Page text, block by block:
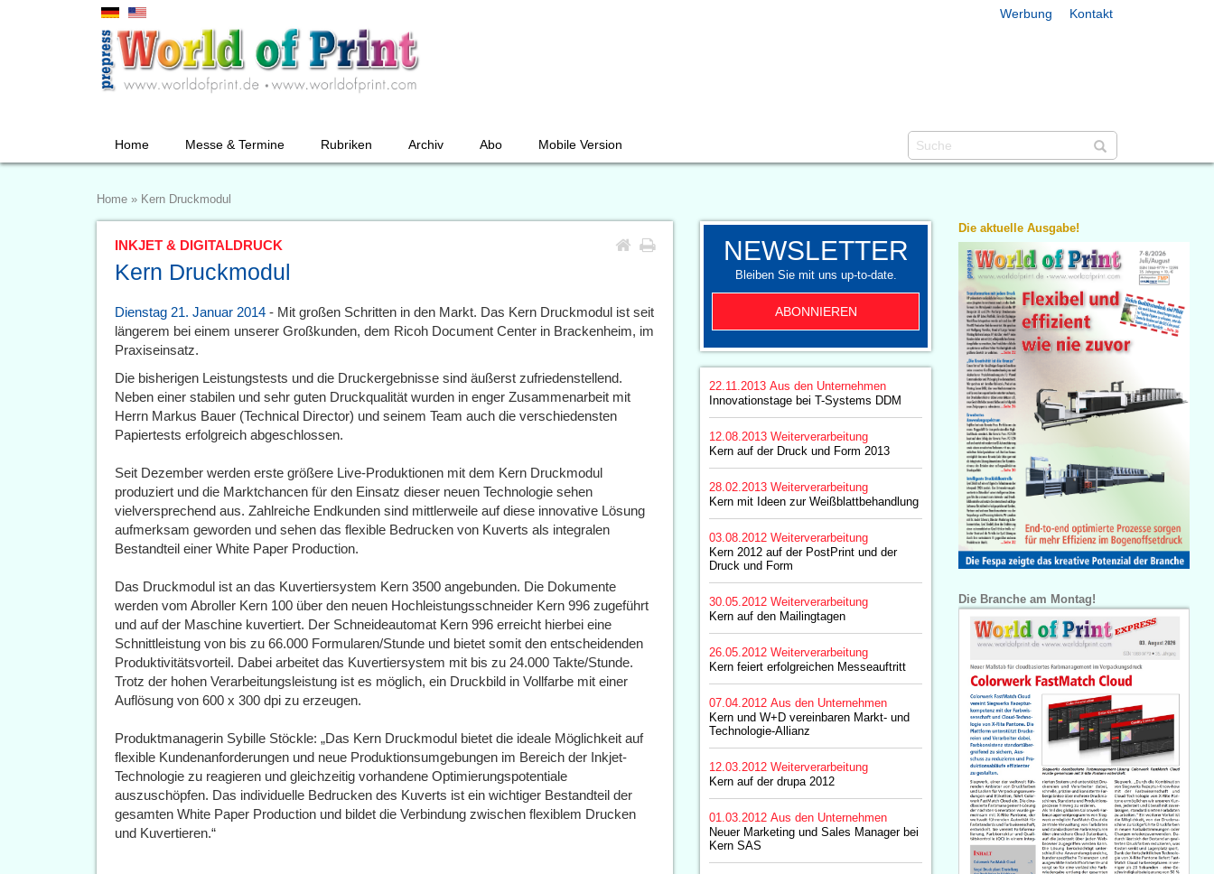
Werbung Kontakt
Home Messe & Termine Rubriken Archiv Abo Mobile Version
Home » Kern Druckmodul
INKJET & DIGITALDRUCK
Kern Druckmodul
Dienstag 21. Januar 2014 - Mit großen Schritten in den Markt. Das Kern Druckmodul ist seit
längerem bei einem unserer Großkunden, dem Ricoh Document Center in Brackenheim, im
Praxiseinsatz.
Die bisherigen Leistungstests und die Druckergebnisse sind äußerst zufriedenstellend.
Neben einer stabilen und sehr guten Druckqualität wurden in enger Zusammenarbeit mit
Herrn Markus Bauer (Technical Director) und seinem Team auch die verschiedensten
Papiertests erfolgreich abgeschlossen.
Seit Dezember werden erste größere Live-Produktionen mit dem Kern Druckmodul
produziert und die Marktchancen für den Einsatz dieser neuen Technologie sehen
vielversprechend aus. Zahlreiche Endkunden sind mittlerweile auf diese innovative Lösung
aufmerksam geworden und sehen das flexible Bedrucken von Kuverts als integralen
Bestandteil einer White Paper Production.
Das Druckmodul ist an das Kuvertiersystem Kern 3500 angebunden. Die Dokumente
werden vom Abroller Kern 100 über den neuen Hochleistungsschneider Kern 996 zugeführt
und auf der Maschine kuvertiert. Der Schneideautomat Kern 996 erreicht hierbei eine
Schnittleistung von bis zu 66.000 Formularen/Stunde und bietet somit den entscheidenden
Produktivitätsvorteil. Dabei arbeitet das Kuvertiersystem mit bis zu 24.000 Takte/Stunde.
Trotz der hohen Verarbeitungsleistung ist es möglich, ein Druckbild in Vollfarbe mit einer
Auflösung von 600 x 300 dpi zu erzeugen.
Produktmanagerin Sybille Stöckle: „Das Kern Druckmodul bietet die ideale Möglichkeit auf
flexible Kundenanforderungen und neue Produktionsumgebungen im Bereich der Inkjet-
Technologie zu reagieren und gleichzeitig vorhandene Optimierungspotentiale
auszuschöpfen. Das individuelle Bedrucken des Kuverts ist ein wichtiger Bestandteil der
gesamten White Paper Production und bildet die Verbindung zwischen flexiblem Drucken
und Kuvertieren.“
NEWSLETTER
Bleiben Sie mit uns up-to-date.
ABONNIEREN
22.11.2013 Aus den Unternehmen
Innovationstage bei T-Systems DDM
12.08.2013 Weiterverarbeitung
Kern auf der Druck und Form 2013
28.02.2013 Weiterverarbeitung
Kern mit Ideen zur Weißblattbehandlung
03.08.2012 Weiterverarbeitung
Kern 2012 auf der PostPrint und der
Druck und Form
30.05.2012 Weiterverarbeitung
Kern auf den Mailingtagen
26.05.2012 Weiterverarbeitung
Kern feiert erfolgreichen Messeauftritt
07.04.2012 Aus den Unternehmen
Kern und W+D vereinbaren Markt- und
Technologie-Allianz
12.03.2012 Weiterverarbeitung
Kern auf der drupa 2012
01.03.2012 Aus den Unternehmen
Neuer Marketing und Sales Manager bei
Kern SAS
Die aktuelle Ausgabe!
Die Branche am Montag!